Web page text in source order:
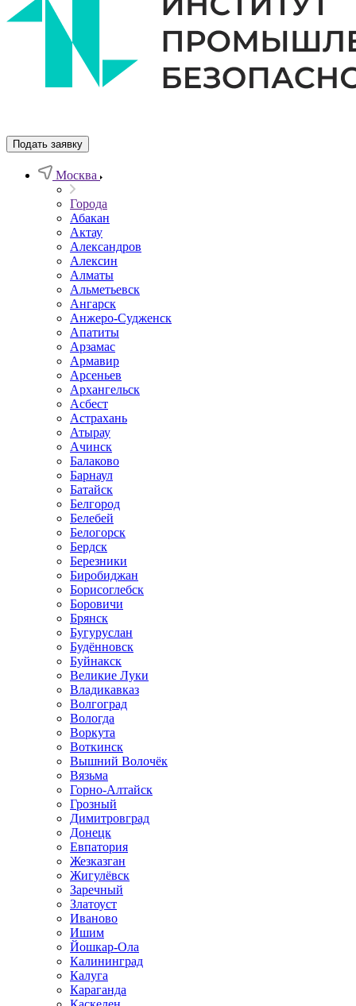
Подать заявку
Москва
Города
Абакан
Актау
Александров
Алексин
Алматы
Альметьевск
Ангарск
Анжеро-Судженск
Апатиты
Арзамас
Армавир
Арсеньев
Архангельск
Асбест
Астрахань
Атырау
Ачинск
Балаково
Барнаул
Батайск
Белгород
Белебей
Белогорск
Бердск
Березники
Биробиджан
Борисоглебск
Боровичи
Брянск
Бугуруслан
Будённовск
Буйнакск
Великие Луки
Владикавказ
Волгоград
Вологда
Воркута
Воткинск
Вышний Волочёк
Вязьма
Горно-Алтайск
Грозный
Димитровград
Донецк
Евпатория
Жезказган
Жигулёвск
Заречный
Златоуст
Иваново
Ишим
Йошкар-Ола
Калининград
Калуга
Караганда